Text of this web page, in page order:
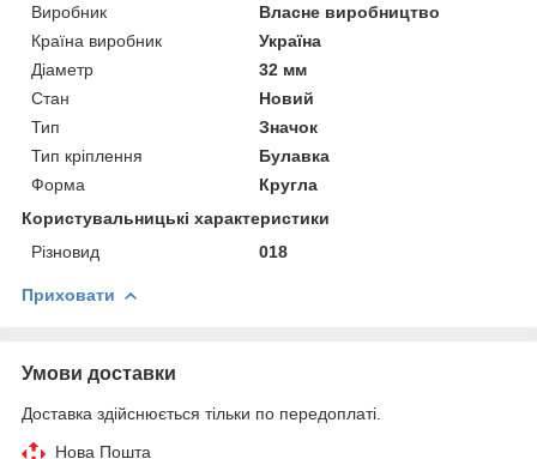
Виробник
Власне виробництво
Країна виробник
Україна
Діаметр
32 мм
Стан
Новий
Тип
Значок
Тип кріплення
Булавка
Форма
Кругла
Користувальницькі характеристики
Різновид
018
Приховати
Умови доставки
Доставка здійснюється тільки по передоплаті.
Нова Пошта